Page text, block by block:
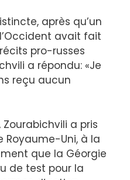
après qu’un
avait fait
pro-russes
a répondu: «Je
reçu aucun
a pris
Royaume-Uni, à la
que la Géorgie
de test pour la